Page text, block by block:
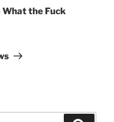
What the Fuck